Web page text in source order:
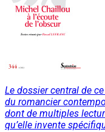
Le dossier central de
du romancier
dont de multiples
qu’elle invente